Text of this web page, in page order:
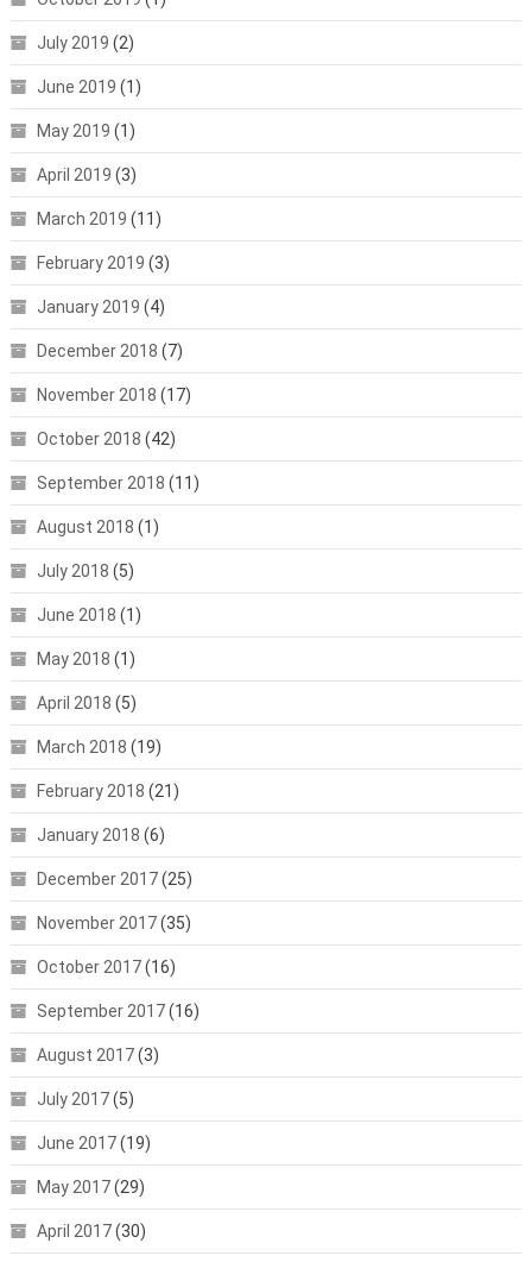
July 2019 (2)
June 2019 (1)
May 2019 (1)
April 2019 (3)
March 2019 (11)
February 2019 (3)
January 2019 (4)
December 2018 (7)
November 2018 (17)
October 2018 (42)
September 2018 (11)
August 2018 (1)
July 2018 (5)
June 2018 (1)
May 2018 (1)
April 2018 (5)
March 2018 (19)
February 2018 (21)
January 2018 (6)
December 2017(25)
November 2017(35)
October 2017(16)
September 2017(16)
August 2017(3)
July 2017(5)
June 2017(19)
May 2017(29)
April 2017(30)